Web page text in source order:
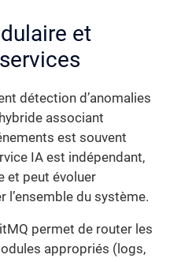
et
détection d’anomalies
associant
est souvent
IA est indépendant,
et peut évoluer
l’ensemble du système.
permet de router les
appropriés (logs,